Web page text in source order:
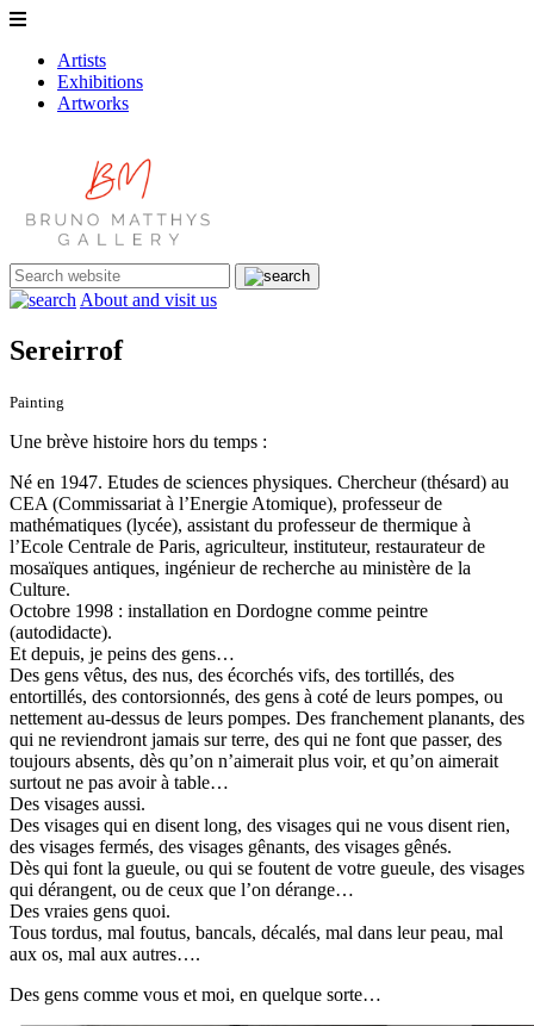
Artists
Exhibitions
Artworks
About and visit us
Sereirrof
Painting
Une brève histoire hors du temps :
Né en 1947. Etudes de sciences physiques. Chercheur (thésard) au
CEA (Commissariat à l’Energie Atomique), professeur de
mathématiques (lycée), assistant du professeur de thermique à
l’Ecole Centrale de Paris, agriculteur, instituteur, restaurateur de
mosaïques antiques, ingénieur de recherche au ministère de la
Culture.
Octobre 1998 : installation en Dordogne comme peintre
(autodidacte).
Et depuis, je peins des gens…
Des gens vêtus, des nus, des écorchés vifs, des tortillés, des
entortillés, des contorsionnés, des gens à coté de leurs pompes, ou
nettement au-dessus de leurs pompes. Des franchement planants, des
qui ne reviendront jamais sur terre, des qui ne font que passer, des
toujours absents, dès qu’on n’aimerait plus voir, et qu’on aimerait
surtout ne pas avoir à table…
Des visages aussi.
Des visages qui en disent long, des visages qui ne vous disent rien,
des visages fermés, des visages gênants, des visages gênés.
Dès qui font la gueule, ou qui se foutent de votre gueule, des visages
qui dérangent, ou de ceux que l’on dérange…
Des vraies gens quoi.
Tous tordus, mal foutus, bancals, décalés, mal dans leur peau, mal
aux os, mal aux autres….
Des gens comme vous et moi, en quelque sorte…